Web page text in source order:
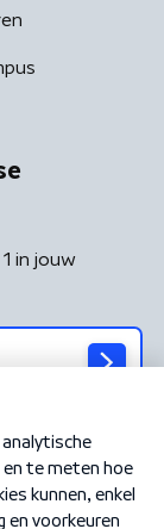
in jouw